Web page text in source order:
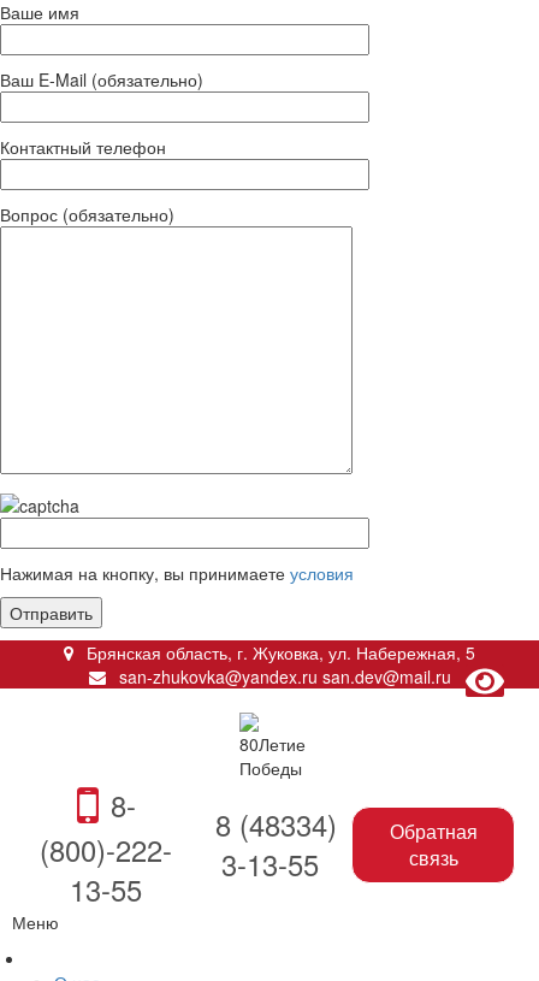
Ваше имя
Ваш E-Mail (обязательно)
Контактный телефон
Вопрос (обязательно)
Нажимая на кнопку, вы принимаете условия
Брянская область, г. Жуковка, ул. Набережная, 5
san-zhukovka@yandex.ru san.dev@mail.ru
8-
(800)-222-
13-55
8 (48334)
3-13-55
Обратная
связь
Меню